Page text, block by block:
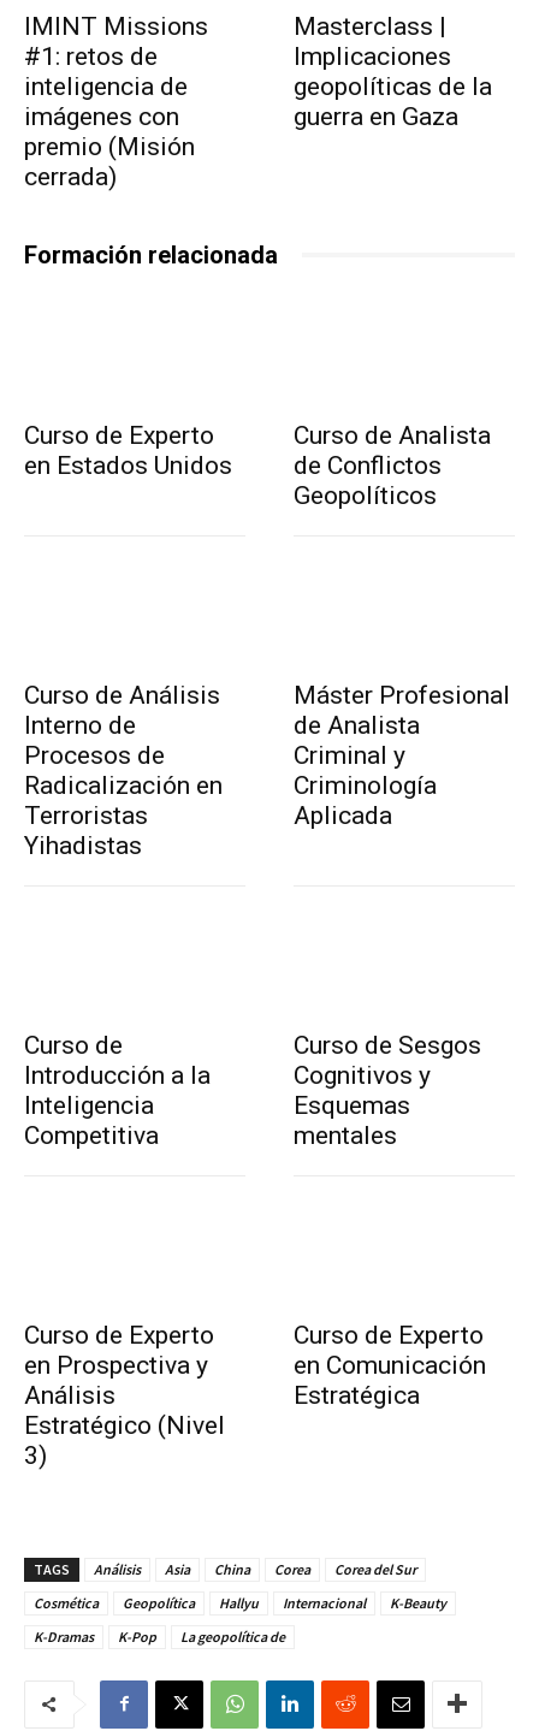
IMINT Missions
#1: retos de
inteligencia de
imágenes con
premio (Misión
cerrada)
Masterclass |
Implicaciones
geopolíticas de la
guerra en Gaza
Formación relacionada
Curso de Experto
en Estados Unidos
Curso de Analista
de Conflictos
Geopolíticos
Curso de Análisis
Interno de
Procesos de
Radicalización en
Terroristas
Yihadistas
Máster Profesional
de Analista
Criminal y
Criminología
Aplicada
Curso de
Introducción a la
Inteligencia
Competitiva
Curso de Sesgos
Cognitivos y
Esquemas
mentales
Curso de Experto
en Prospectiva y
Análisis
Estratégico (Nivel
3)
Curso de Experto
en Comunicación
Estratégica
TAGS Análisis Asia China Corea
Corea del Sur
Cosmética
Geopolítica Hallyu Internacional
K-Beauty
K-Dramas
K-Pop La geopolítica de